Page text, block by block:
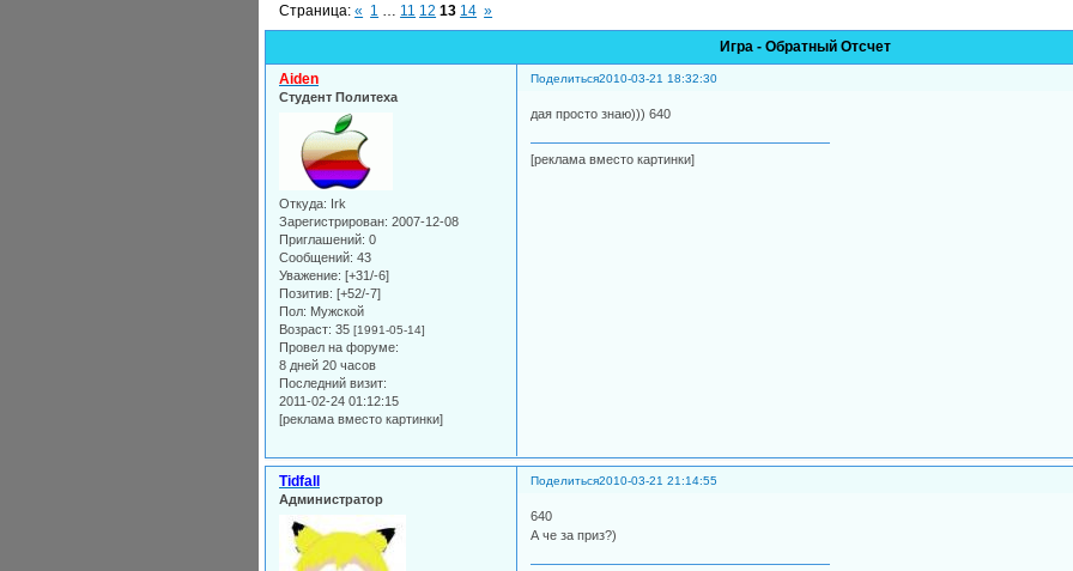
Игра - Обратный Отсчет
Страница:« 1 … 11 12 13 14 »
Поделиться2010-03-21 18:32:30
Aiden
Студент Политеха
Откуда: Irk
Зарегистрирован: 2007-12-08
Приглашений: 0
Сообщений: 43
Уважение: [+31/-6]
Позитив: [+52/-7]
Пол: Мужской
Возраст: 35 [1991-05-14]
Провел на форуме:
8 дней 20 часов
Последний визит:
2011-02-24 01:12:15
[реклама вместо картинки]
дая просто знаю))) 640
[реклама вместо картинки]
Поделиться2010-03-21 21:14:55
Tidfall
Администратор
640
А че за приз?)